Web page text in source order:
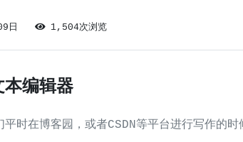
日 1,504次浏览
编辑器
时在博客园，或者CSDN等平台进行写作的时